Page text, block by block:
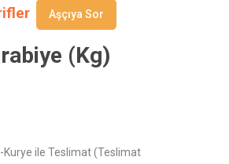
Aşçıya Sor
(Kg)
Kurye ile Teslimat (Teslimat